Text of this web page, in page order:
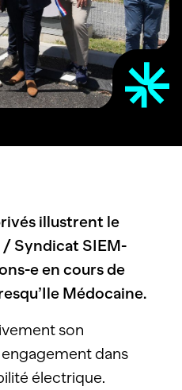
illustrent le
Syndicat SIEM-
e en cours de
Médocaine.
son
dans
électrique.